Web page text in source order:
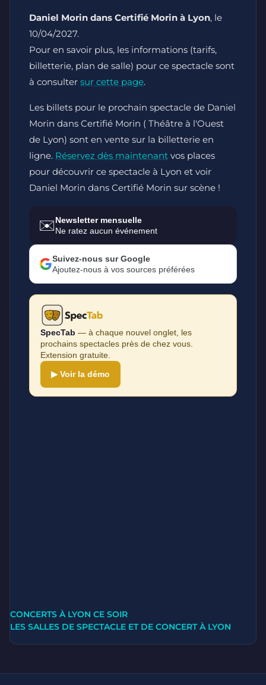
Daniel Morin dans Certifié Morin à Lyon, le
10/04/2027.
Pour en savoir plus, les informations (tarifs,
billetterie, plan de salle) pour ce spectacle sont
à consulter sur cette page.
Les billets pour le prochain spectacle de Daniel
Morin dans Certifié Morin ( Théâtre à l'Ouest
de Lyon) sont en vente sur la billetterie en
ligne. Réservez dès maintenant vos places
pour découvrir ce spectacle à Lyon et voir
Daniel Morin dans Certifié Morin sur scène !
✉️Newsletter mensuelle
Ne ratez aucun événement
Suivez-nous sur Google
Ajoutez-nous à vos sources préférées
SpecTab — à chaque nouvel onglet, les
prochains spectacles près de chez vous.
Extension gratuite.
▶ Voir la démo
CONCERTS À LYON CE SOIR
LES SALLES DE SPECTACLE ET DE CONCERT À LYON